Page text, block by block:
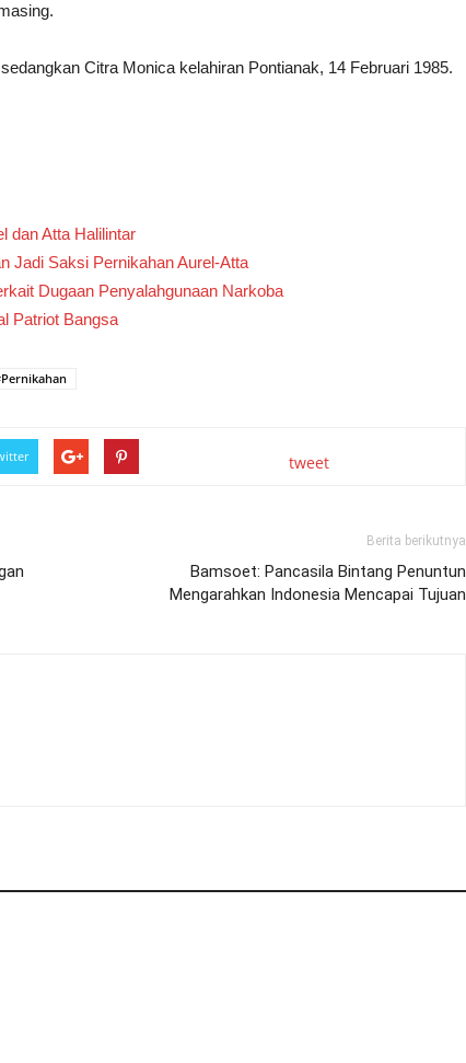
Citra Monica kelahiran Pontianak, 14 Februari 1985.
dan Atta Halilintar
Jadi Saksi Pernikahan Aurel-Atta
Dugaan Penyalahgunaan Narkoba
Patriot Bangsa
tweet
Berita berikutnya
Bamsoet: Pancasila Bintang Penuntun
Mengarahkan Indonesia Mencapai Tujuan